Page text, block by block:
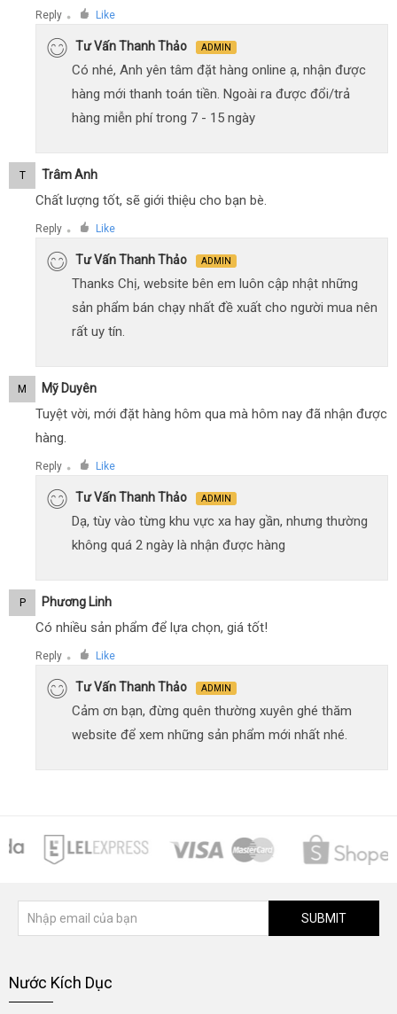
Reply ● Like
Tư Vấn Thanh Thảo ADMIN
Có nhé, Anh yên tâm đặt hàng online ạ, nhận được
hàng mới thanh toán tiền. Ngoài ra được đổi/trả
hàng miễn phí trong 7 - 15 ngày
T Trâm Anh
Chất lượng tốt, sẽ giới thiệu cho bạn bè.
Reply ● Like
Tư Vấn Thanh Thảo ADMIN
Thanks Chị, website bên em luôn cập nhật những
sản phẩm bán chạy nhất đề xuất cho người mua nên
rất uy tín.
M Mỹ Duyên
Tuyệt vời, mới đặt hàng hôm qua mà hôm nay đã nhận được
hàng.
Reply ● Like
Tư Vấn Thanh Thảo ADMIN
Dạ, tùy vào từng khu vực xa hay gần, nhưng thường
không quá 2 ngày là nhận được hàng
P Phương Linh
Có nhiều sản phẩm để lựa chọn, giá tốt!
Reply ● Like
Tư Vấn Thanh Thảo ADMIN
Cảm ơn bạn, đừng quên thường xuyên ghé thăm
website để xem những sản phẩm mới nhất nhé.
SUBMIT
Nước Kích Dục